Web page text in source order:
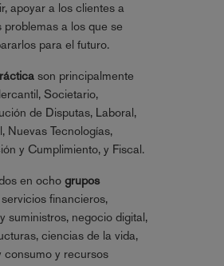
apoyar a los clientes a
a los que se
para el futuro.
son principalmente
Societario,
de Disputas, Laboral,
Nuevas Tecnologías,
y Cumplimiento, y Fiscal.
en ocho grupos
financieros,
suministros, negocio digital,
ciencias de la vida,
consumo y recursos